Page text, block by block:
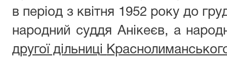
в період з квітня 1952 року до
народний суддя Анікеєв, а
другої дільниці